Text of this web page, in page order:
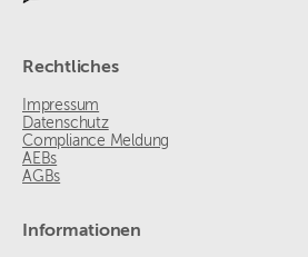
Rechtliches
Impressum
Datenschutz
Compliance Meldung
AEBs
AGBs
Informationen